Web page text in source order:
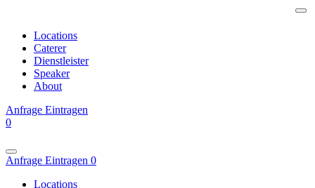
Locations
Caterer
Dienstleister
Speaker
About
Anfrage Eintragen
0
Anfrage Eintragen 0
Locations